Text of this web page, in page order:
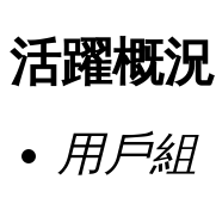
活躍概況
用戶組